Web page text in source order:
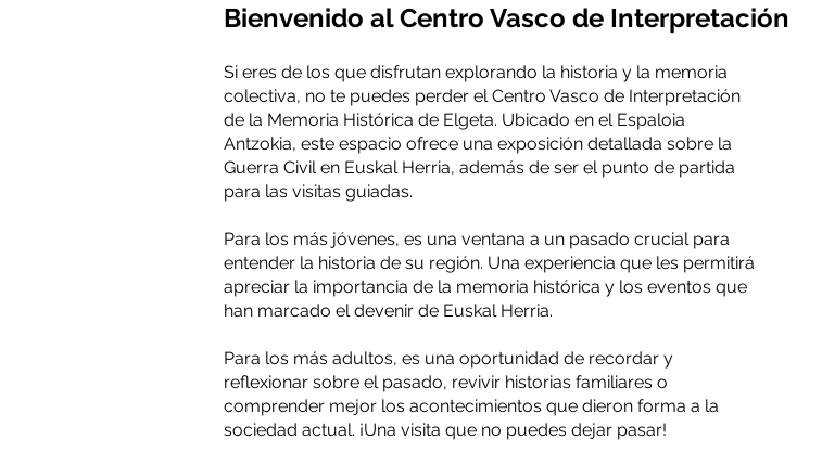
Bienvenido al Centro Vasco de Interpretación
Si eres de los que disfrutan explorando la historia y la memoria
colectiva, no te puedes perder el Centro Vasco de Interpretación
de la Memoria Histórica de Elgeta. Ubicado en el Espaloia
Antzokia, este espacio ofrece una exposición detallada sobre la
Guerra Civil en Euskal Herria, además de ser el punto de partida
para las visitas guiadas.
Para los más jóvenes, es una ventana a un pasado crucial para
entender la historia de su región. Una experiencia que les permitirá
apreciar la importancia de la memoria histórica y los eventos que
han marcado el devenir de Euskal Herria.
Para los más adultos, es una oportunidad de recordar y
reflexionar sobre el pasado, revivir historias familiares o
comprender mejor los acontecimientos que dieron forma a la
sociedad actual. ¡Una visita que no puedes dejar pasar!